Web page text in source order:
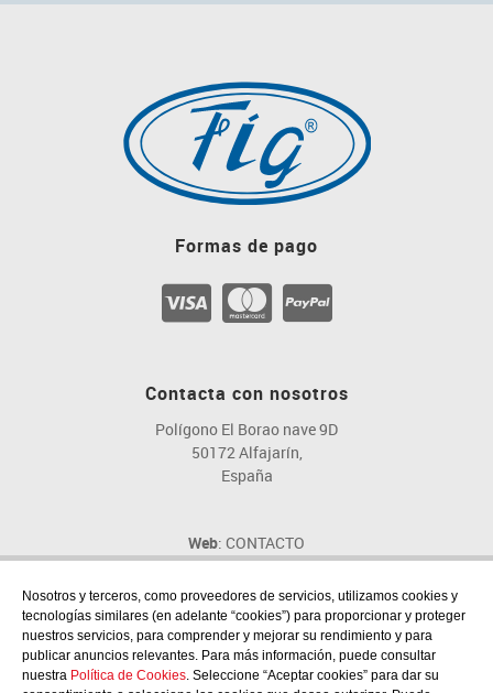
Formas de pago
Contacta con nosotros
Polígono El Borao nave 9D
50172 Alfajarín,
España
Web: CONTACTO
Email: fig@fig.es
Teléfono: 976 107 046
Nosotros y terceros, como proveedores de servicios, utilizamos cookies y
tecnologías similares (en adelante “cookies”) para proporcionar y proteger
nuestros servicios, para comprender y mejorar su rendimiento y para
publicar anuncios relevantes. Para más información, puede consultar
nuestra Política de Cookies. Seleccione “Aceptar cookies” para dar su